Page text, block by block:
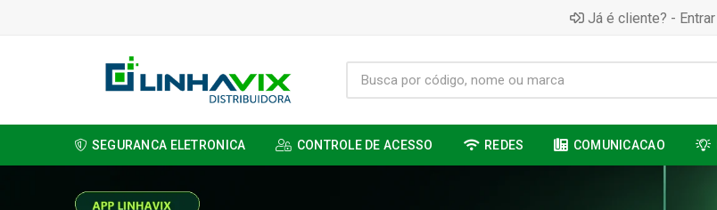
Já é cliente? - Entrar
SEGURANCA ELETRONICA CONTROLE DE ACESSO REDES COMUNICACAO